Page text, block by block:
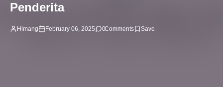
Penderita
Himang February 06, 2025 0Comments